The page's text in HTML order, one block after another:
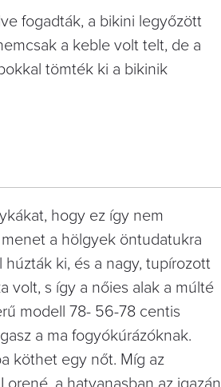
fogadták, a bikini legyőzött
a keble volt telt, de a
tömték ki a bikinik
hogy ez így nem
a hölgyek öntudatukra
ki, és a nagy, tupírozott
volt, s így a nőies alak a múlté
modell 78- 56-78 centis
a ma fogyókúrázóknak.
köthet egy nőt. Míg az